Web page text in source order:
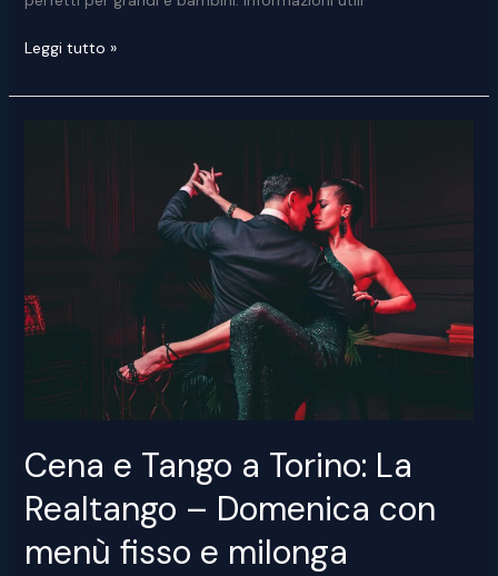
Il
della
familiare
con
Real
Leggi tutto »
Cena e Tango a Torino: La
Realtango – Domenica con
menù fisso e milonga